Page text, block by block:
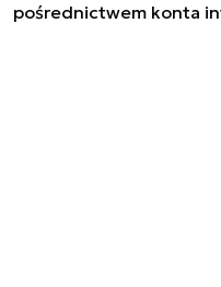
pośrednictwem konta